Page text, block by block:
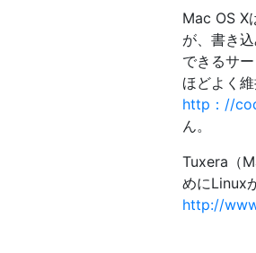
Mac OS X
が、書き
できるサ
ほどよく
http：//
ん。
Tuxera（
めにLinux
http://